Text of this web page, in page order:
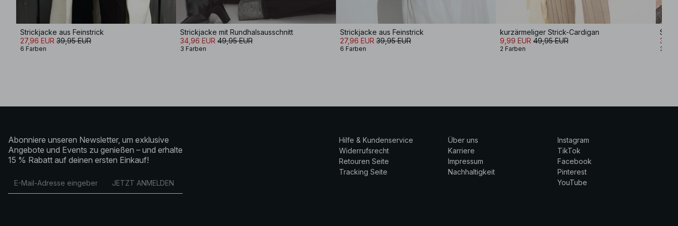
Strickjacke aus Feinstrick
27,96 EUR 39,95 EUR
6 Farben
Strickjacke mit Rundhalsausschnitt
34,96 EUR 49,95 EUR
3 Farben
Strickjacke aus Feinstrick
27,96 EUR 39,95 EUR
6 Farben
kurzärmeliger Strick-Cardigan
9,99 EUR 49,95 EUR
2 Farben 3
Abonniere unseren Newsletter, um exklusive
Angebote und Events zu genießen – und erhalte
15 % Rabatt auf deinen ersten Einkauf!
JETZT ANMELDEN
Hilfe & Kundenservice
Widerrufsrecht
Retouren Seite
Tracking Seite
Über uns
Karriere
Impressum
Nachhaltigkeit
Instagram
TikTok
Facebook
Pinterest
YouTube